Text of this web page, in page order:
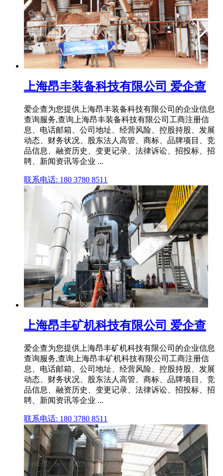
上海昂丰装备科技有限公司 爱企查
爱企查为您提供上海昂丰装备科技有限公司的企业信息
查询服务,查询上海昂丰装备科技有限公司工商注册信
息、电话邮箱、公司地址、经营风险、控股持股、发展
动态、财务状况、股东法人高管、商标、品牌项目、竞
品信息、融资历史、变更记录、法律诉讼、招投标、招
聘、新闻资讯等企业 ...
联系电话: 180 3780 8511
上海昂丰矿机科技有限公司 爱企查
爱企查为您提供上海昂丰矿机科技有限公司的企业信息
查询服务,查询上海昂丰矿机科技有限公司工商注册信
息、电话邮箱、公司地址、经营风险、控股持股、发展
动态、财务状况、股东法人高管、商标、品牌项目、竞
品信息、融资历史、变更记录、法律诉讼、招投标、招
聘、新闻资讯等企业 ...
联系电话: 180 3780 8511